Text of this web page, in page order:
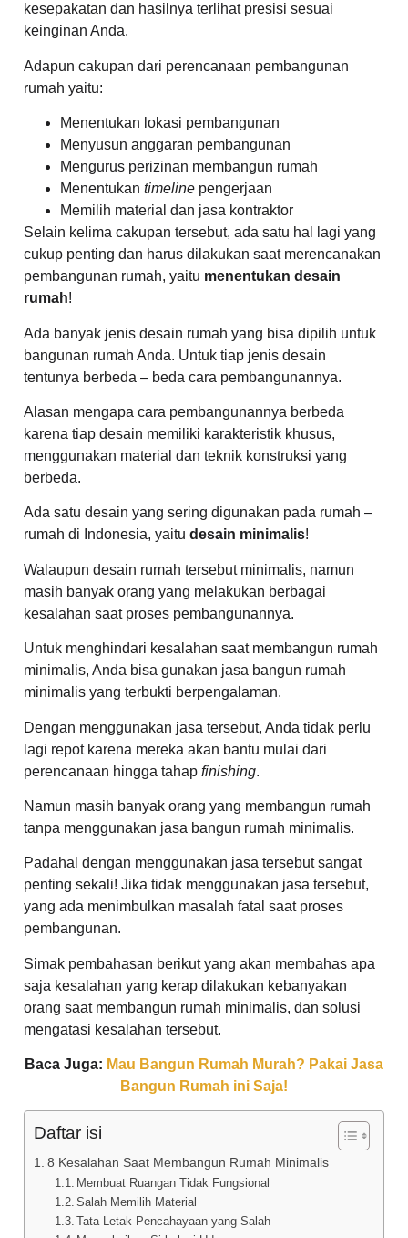
kesepakatan dan hasilnya terlihat presisi sesuai
keinginan Anda.
Adapun cakupan dari perencanaan pembangunan
rumah yaitu:
Menentukan lokasi pembangunan
Menyusun anggaran pembangunan
Mengurus perizinan membangun rumah
Menentukan timeline pengerjaan
Memilih material dan jasa kontraktor
Selain kelima cakupan tersebut, ada satu hal lagi yang
cukup penting dan harus dilakukan saat merencanakan
pembangunan rumah, yaitu menentukan desain
rumah!
Ada banyak jenis desain rumah yang bisa dipilih untuk
bangunan rumah Anda. Untuk tiap jenis desain
tentunya berbeda – beda cara pembangunannya.
Alasan mengapa cara pembangunannya berbeda
karena tiap desain memiliki karakteristik khusus,
menggunakan material dan teknik konstruksi yang
berbeda.
Ada satu desain yang sering digunakan pada rumah –
rumah di Indonesia, yaitu desain minimalis!
Walaupun desain rumah tersebut minimalis, namun
masih banyak orang yang melakukan berbagai
kesalahan saat proses pembangunannya.
Untuk menghindari kesalahan saat membangun rumah
minimalis, Anda bisa gunakan jasa bangun rumah
minimalis yang terbukti berpengalaman.
Dengan menggunakan jasa tersebut, Anda tidak perlu
lagi repot karena mereka akan bantu mulai dari
perencanaan hingga tahap finishing.
Namun masih banyak orang yang membangun rumah
tanpa menggunakan jasa bangun rumah minimalis.
Padahal dengan menggunakan jasa tersebut sangat
penting sekali! Jika tidak menggunakan jasa tersebut,
yang ada menimbulkan masalah fatal saat proses
pembangunan.
Simak pembahasan berikut yang akan membahas apa
saja kesalahan yang kerap dilakukan kebanyakan
orang saat membangun rumah minimalis, dan solusi
mengatasi kesalahan tersebut.
Baca Juga: Mau Bangun Rumah Murah? Pakai Jasa
Bangun Rumah ini Saja!
Daftar isi
8 Kesalahan Saat Membangun Rumah Minimalis
Membuat Ruangan Tidak Fungsional
Salah Memilih Material
Tata Letak Pencahayaan yang Salah